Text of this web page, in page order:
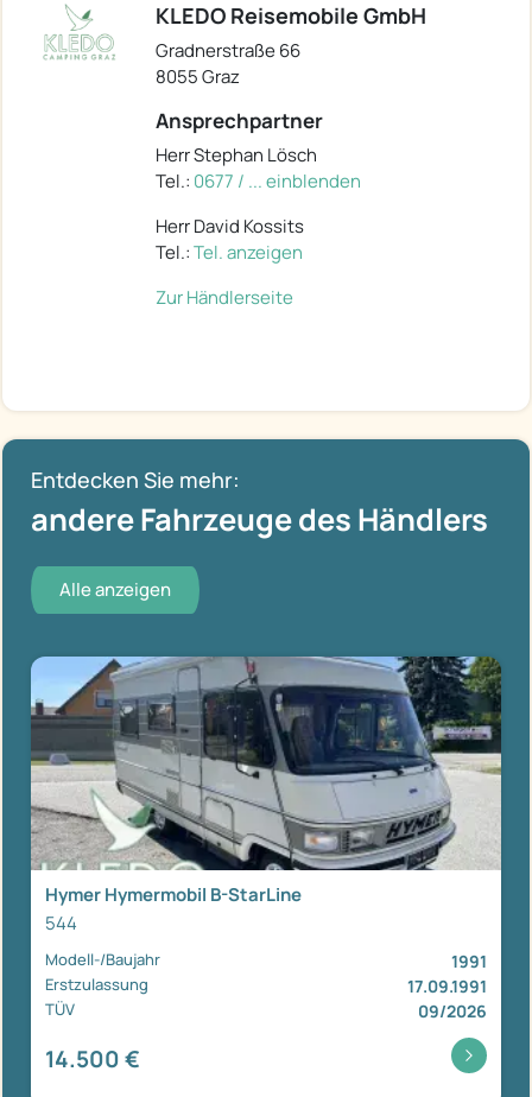
KLEDO Reisemobile GmbH
Gradnerstraße 66
8055 Graz
Ansprechpartner
Herr Stephan Lösch
Tel.: 0677 / ... einblenden
Herr David Kossits
Tel.:Tel. anzeigen
Zur Händlerseite
Entdecken Sie mehr:
andere Fahrzeuge des Händlers
Alle anzeigen
Hymer Hymermobil B-StarLine
544
Modell-/Baujahr 1991
Erstzulassung 17.09.1991
TÜV 09/2026
14.500 €